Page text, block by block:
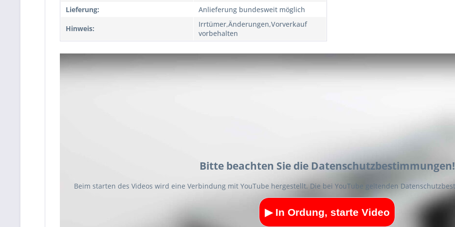
Lieferung:
Anlieferung bundesweit möglich
Hinweis:
Irrtümer,Änderungen,Vorverkauf
vorbehalten